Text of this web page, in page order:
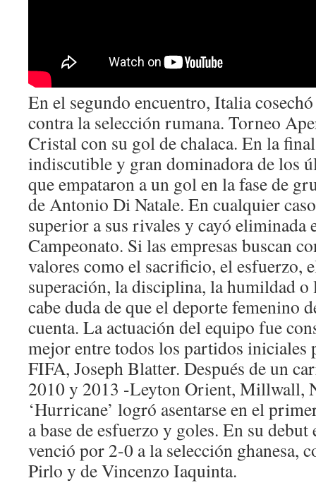
En el segundo encuentro, Italia
contra la selección rumana. Torneo
Cristal con su gol de chalaca. En la
indiscutible y gran dominadora de los
que empataron a un gol en la fase de
de Antonio Di Natale. En cualquier
superior a sus rivales y cayó eliminada
Campeonato. Si las empresas buscan
valores como el sacrificio, el esfuerzo,
superación, la disciplina, la humildad o
cabe duda de que el deporte femenino
cuenta. La actuación del equipo fue
mejor entre todos los partidos iniciales
FIFA, Joseph Blatter. Después de un
2010 y 2013 -Leyton Orient, Millwall,
‘Hurricane’ logró asentarse en el
a base de esfuerzo y goles. En su
venció por 2-0 a la selección ghanesa,
Pirlo y de Vincenzo Iaquinta.